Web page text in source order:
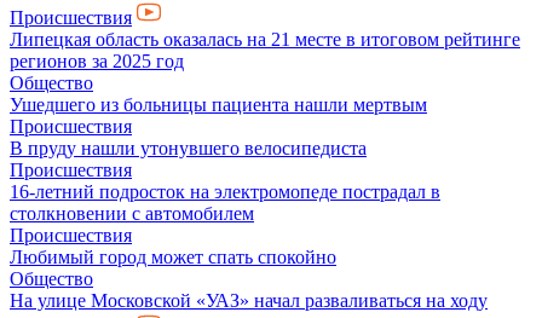
Происшествия
Липецкая область оказалась на 21 месте в итоговом рейтинге
регионов за 2025 год
Общество
Ушедшего из больницы пациента нашли мертвым
Происшествия
В пруду нашли утонувшего велосипедиста
Происшествия
16-летний подросток на электромопеде пострадал в
столкновении с автомобилем
Происшествия
Любимый город может спать спокойно
Общество
На улице Московской «УАЗ» начал разваливаться на ходу